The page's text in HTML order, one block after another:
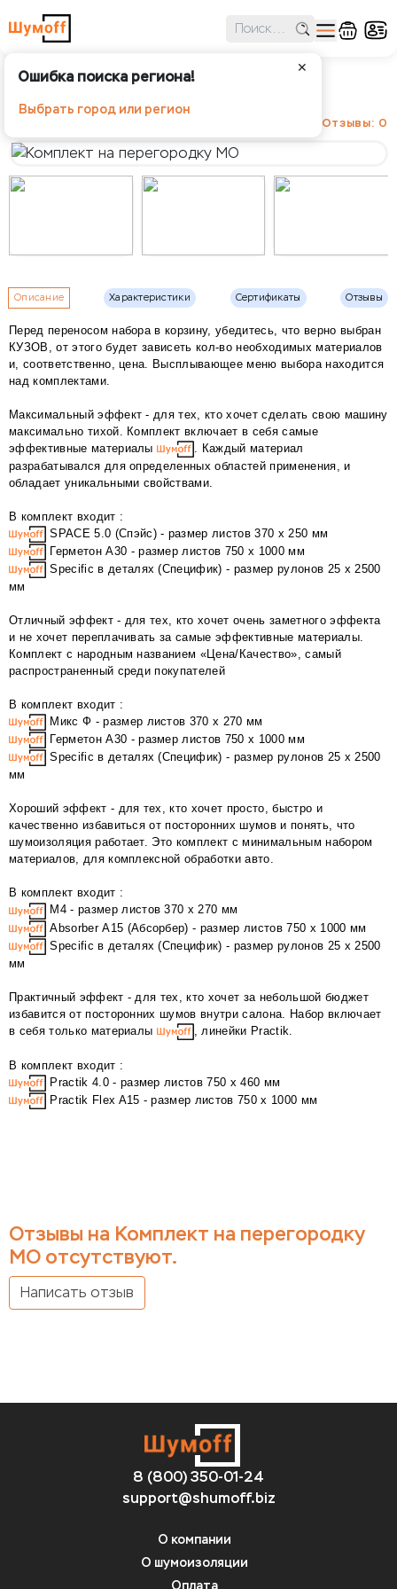
✕
Ошибка поиска региона!
Выбрать город или регион
Отзывы: 0
Описание Характеристики Сертификаты Отзывы
Перед переносом набора в корзину, убедитесь, что верно выбран
КУЗОВ, от этого будет зависеть кол-во необходимых материалов
и, соответственно, цена. Высплывающее меню выбора находится
над комплектами.
Максимальный эффект - для тех, кто хочет сделать свою машину
максимально тихой. Комплект включает в себя самые
эффективные материалы
. Каждый материал
разрабатывался для определенных областей применения, и
обладает уникальными свойствами.
В комплект входит :
SPACE 5.0 (Спэйс) - размер листов 370 х 250 мм
Герметон А30 - размер листов 750 х 1000 мм
Specific в деталях (Специфик) - размер рулонов 25 x 2500
мм
Отличный эффект - для тех, кто хочет очень заметного эффекта
и не хочет переплачивать за самые эффективные материалы.
Комплект с народным названием «Цена/Качество», самый
распространенный среди покупателей
В комплект входит :
Микс Ф - размер листов 370 х 270 мм
Герметон А30 - размер листов 750 х 1000 мм
Specific в деталях (Специфик) - размер рулонов 25 x 2500
мм
Хороший эффект - для тех, кто хочет просто, быстро и
качественно избавиться от посторонних шумов и понять, что
шумоизоляция работает. Это комплект с минимальным набором
материалов, для комплексной обработки авто.
В комплект входит :
М4 - размер листов 370 х 270 мм
Absorber А15 (Абсорбер) - размер листов 750 х 1000 мм
Specific в деталях (Специфик) - размер рулонов 25 x 2500
мм
Практичный эффект - для тех, кто хочет за небольшой бюджет
избавится от посторонних шумов внутри салона. Набор включает
в себя только материалы
, линейки Practik.
В комплект входит :
Practik 4.0 - размер листов 750 х 460 мм
Practik Flex A15 - размер листов 750 х 1000 мм
Отзывы на Комплект на перегородку
МО отсутствуют.
Написать отзыв
8 (800) 350-01-24
support@shumoff.biz
О компании
О шумоизоляции
Оплата